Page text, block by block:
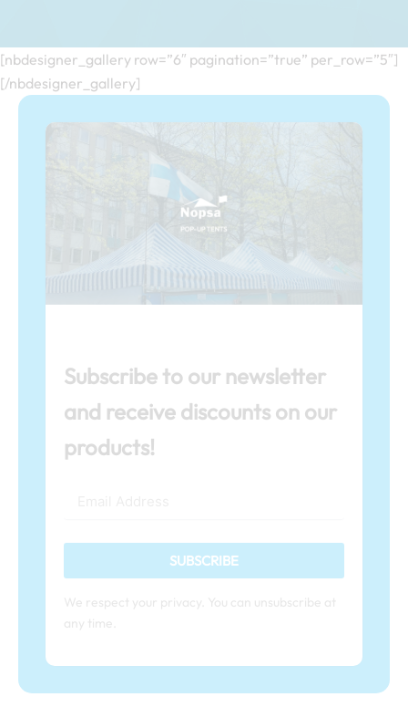
[nbdesigner_gallery row=”6″ pagination=”true” per_row=”5″]
[/nbdesigner_gallery]
Subscribe to our newsletter
and receive discounts on our
products!
SUBSCRIBE